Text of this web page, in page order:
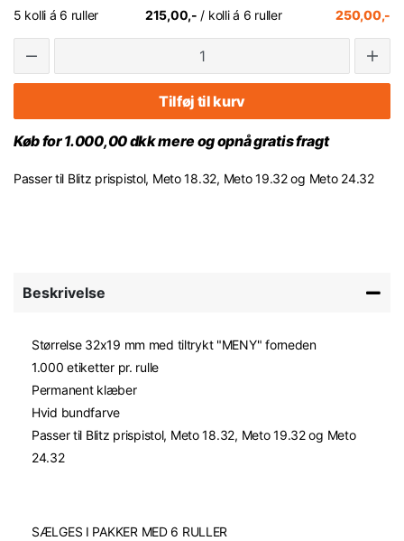
5 kolli á 6 ruller
215,00,- / kolli á 6 ruller 250,00,-
Tilføj til kurv
Køb for 1.000,00 dkk mere og opnå gratis fragt
Passer til Blitz prispistol, Meto 18.32, Meto 19.32 og Meto 24.32
Beskrivelse
Størrelse 32x19 mm med tiltrykt "MENY" forneden
1.000 etiketter pr. rulle
Permanent klæber
Hvid bundfarve
Passer til Blitz prispistol, Meto 18.32, Meto 19.32 og Meto
24.32
SÆLGES I PAKKER MED 6 RULLER